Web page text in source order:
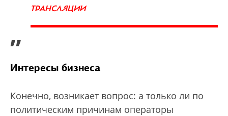
ТРАНСЛЯЦИИ
”
Интересы бизнеса
Конечно, возникает вопрос: а только ли по
политическим причинам операторы